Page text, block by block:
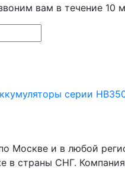
вам в течение 10
серии
Москве и в любой
в страны СНГ.